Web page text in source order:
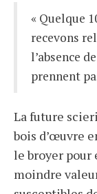
« Quelque
recevons
l’absence
prennent
La future
bois d’œuvre
le broyer pour
moindre